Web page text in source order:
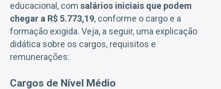
educacional, com salários iniciais que podem
chegar a R$ 5.773,19, conforme o cargo e a
formação exigida. Veja, a seguir, uma explicação
didática sobre os cargos, requisitos e
remunerações:
Cargos de Nível Médio